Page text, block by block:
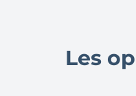
Les